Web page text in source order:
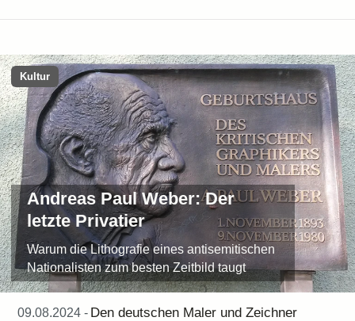
Kultur
Andreas Paul Weber: Der
letzte Privatier
Warum die Lithografie eines antisemitischen
Nationalisten zum besten Zeitbild taugt
09.08.2024 - Den deutschen Maler und Zeichner